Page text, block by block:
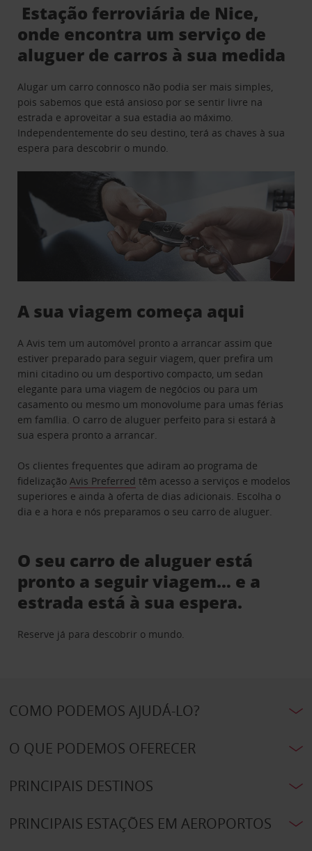
Estação ferroviária de Nice,
onde encontra um serviço de
aluguer de carros à sua medida
Alugar um carro connosco não podia ser mais simples,
pois sabemos que está ansioso por se sentir livre na
estrada e aproveitar a sua estadia ao máximo.
Independentemente do seu destino, terá as chaves à sua
espera para descobrir o mundo.
A sua viagem começa aqui
A Avis tem um automóvel pronto a arrancar assim que
estiver preparado para seguir viagem, quer prefira um
mini citadino ou um desportivo compacto, um sedan
elegante para uma viagem de negócios ou para um
casamento ou mesmo um monovolume para umas férias
em família. O carro de aluguer perfeito para si estará à
sua espera pronto a arrancar.
Os clientes frequentes que adiram ao programa de
fidelizaçãoAvis Preferred têm acesso a serviços e modelos
superiores e ainda à oferta de dias adicionais. Escolha o
dia e a hora e nós preparamos o seu carro de aluguer.
O seu carro de aluguer está
pronto a seguir viagem… e a
estrada está à sua espera.
Reserve já para descobrir o mundo.
COMO PODEMOS AJUDÁ-LO?
O QUE PODEMOS OFERECER
PRINCIPAIS DESTINOS
PRINCIPAIS ESTAÇÕES EM AEROPORTOS